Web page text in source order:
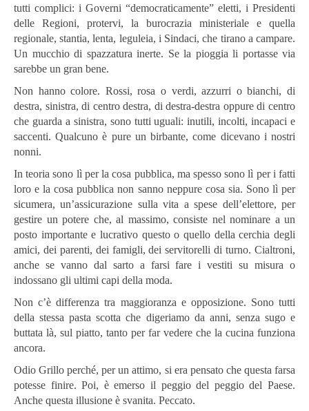
tutti complici: i Governi “democraticamente” eletti, i Presidenti
delle Regioni, protervi, la burocrazia ministeriale e quella
regionale, stantia, lenta, leguleia, i Sindaci, che tirano a campare.
Un mucchio di spazzatura inerte. Se la pioggia li portasse via
sarebbe un gran bene.
Non hanno colore. Rossi, rosa o verdi, azzurri o bianchi, di
destra, sinistra, di centro destra, di destra-destra oppure di centro
che guarda a sinistra, sono tutti uguali: inutili, incolti, incapaci e
saccenti. Qualcuno è pure un birbante, come dicevano i nostri
nonni.
In teoria sono lì per la cosa pubblica, ma spesso sono lì per i fatti
loro e la cosa pubblica non sanno neppure cosa sia. Sono lì per
sicumera, un’assicurazione sulla vita a spese dell’elettore, per
gestire un potere che, al massimo, consiste nel nominare a un
posto importante e lucrativo questo o quello della cerchia degli
amici, dei parenti, dei famigli, dei servitorelli di turno. Cialtroni,
anche se vanno dal sarto a farsi fare i vestiti su misura o
indossano gli ultimi capi della moda.
Non c’è differenza tra maggioranza e opposizione. Sono tutti
della stessa pasta scotta che digeriamo da anni, senza sugo e
buttata là, sul piatto, tanto per far vedere che la cucina funziona
ancora.
Odio Grillo perché, per un attimo, si era pensato che questa farsa
potesse finire. Poi, è emerso il peggio del peggio del Paese.
Anche questa illusione è svanita. Peccato.